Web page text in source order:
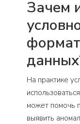
Зачем
На практике
может помочь
выявить